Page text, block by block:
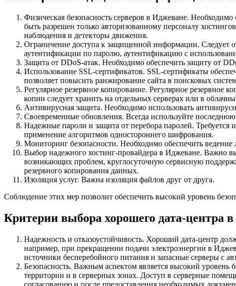
Физическая безопасность серверов в Иджеване.
быть разрешен только авторизованному персоналу
наблюдения и детекторы движения.
Ограничение доступа к защищенной информации. Следует
аутентификации по паролю, аутентификацию с
Защита от DDoS-атак. Необходимо обеспечить защиту от
Использование SSL-сертификатов. SSL-сертификаты
позволяет повысить ранжирование сайта в поисковых
Регулярное резервное копирование. Регулярное резервное
копии следует хранить на отдельных серверах или в
Антивирусная защита. Необходимо использовать
Своевременные обновления. Всегда используйте
Надежные пароли и защита от перебора паролей.
применение алгоритмов одностороннего шифрования.
Мониторинг безопасности. Необходимо обеспечить
Выбор надежного хостинг-провайдера в Иджеване. Важно
возникающих проблем, круглосуточную сервисную
резервного копирования данных.
Изоляция услуг. Важна изоляция файлов друг от друга.
Соблюдение этих мер позволит обеспечить высокий уровень
Критерии выбора хорошего дата-центра
Надежность и отказоустойчивость. Хороший дата-центр
например, при прекращении подачи электроэнергии в
источники бесперебойного питания и запасные серверы с
Безопасность. Важным аспектом является высокий
территории и в серверных зонах. Доступ в серверные